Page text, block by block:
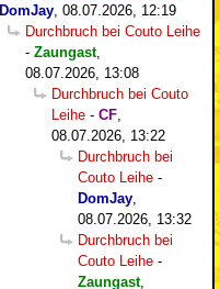
DomJay 08.07.2026, 12:19
Durchbruch bei Couto Leihe
- Zaungast,
08.07.2026, 13:08
Durchbruch bei Couto
Leihe - CF
08.07.2026, 13:22
Durchbruch bei
Couto Leihe -
DomJay
08.07.2026, 13:32
Durchbruch bei
Couto Leihe -
Zaungast,